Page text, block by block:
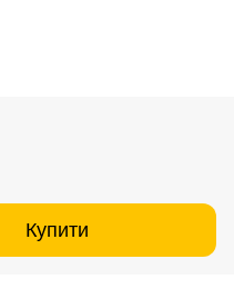
Купити